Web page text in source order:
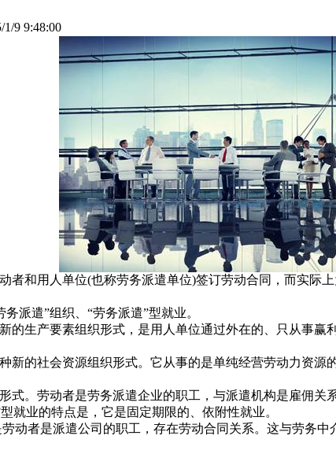
9 9:48:00
和用人单位(也称劳务派遣单位)签订劳动合同，而实际
派遣”组织、“劳务派遣”型就业。
的生产要素组织形式，是用人单位通过外在的、只从事
新的社会资源组织形式。它从事的是单纯经营劳动力资
式。劳动者是劳务派遣企业的职工，与派遣机构是雇佣
就业的特点是，它是固定期限的、依附性就业。
动者是派遣公司的职工，存在劳动合同关系。这与劳务